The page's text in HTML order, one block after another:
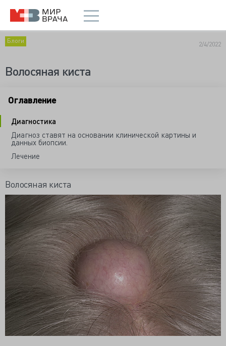
Блоги 2/4/2022
Волосяная киста
Оглавление
Диагностика
Диагноз ставят на основании клинической картины и
данных биопсии.
Лечение
Волосяная киста